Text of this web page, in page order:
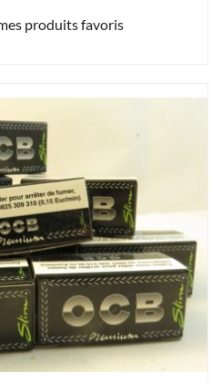
produits favoris